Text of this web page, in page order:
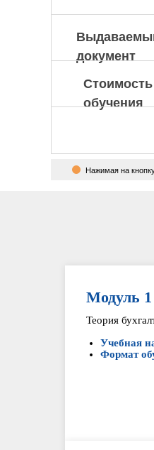
документ
Стоимость
обучения
Нажимая на
Модуль 1
Теория
Учебная
Формат